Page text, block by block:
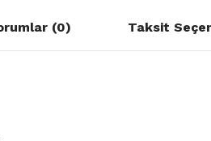
(0) Taksit
iletebilirsiniz.